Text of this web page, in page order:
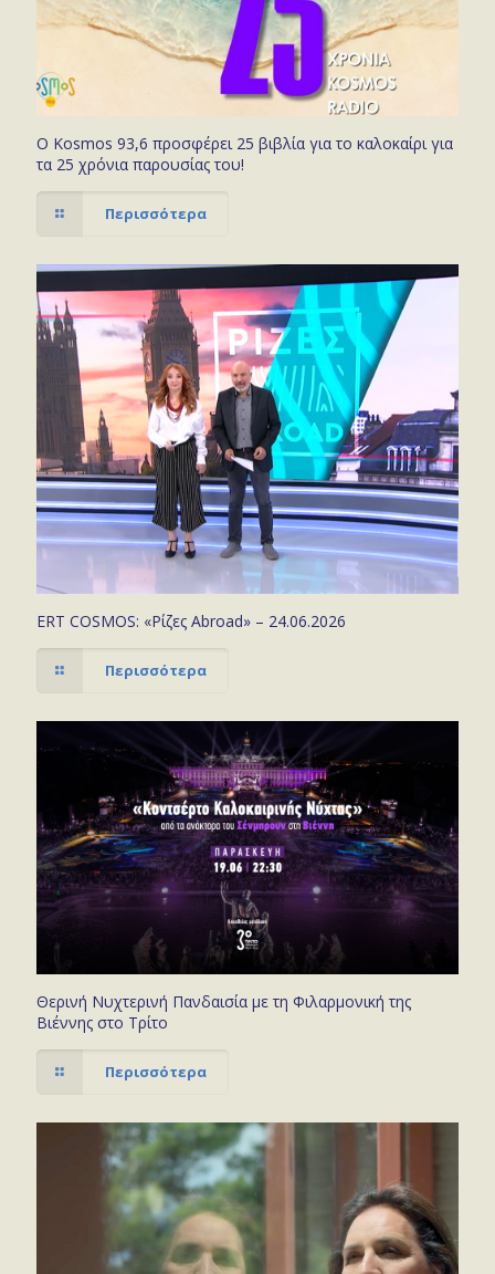
Ο Kosmos 93,6 προσφέρει 25 βιβλία για το καλοκαίρι για
τα 25 χρόνια παρουσίας του!
Περισσότερα
ERT COSMOS: «Ρίζες Abroad» – 24.06.2026
Περισσότερα
Θερινή Νυχτερινή Πανδαισία με τη Φιλαρμονική της
Βιέννης στο Τρίτο
Περισσότερα